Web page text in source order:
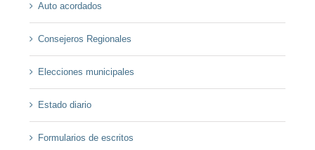
Auto acordados
Consejeros Regionales
Elecciones municipales
Estado diario
Formularios de escritos